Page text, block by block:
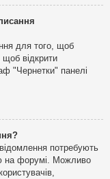
для того, щоб
щоб відкрити
"Чернетки" панелі
потребують
на форумі. Можливо